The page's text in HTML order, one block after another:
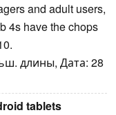
and adult users,
4s have the chops
длины, Дата: 28
tablets